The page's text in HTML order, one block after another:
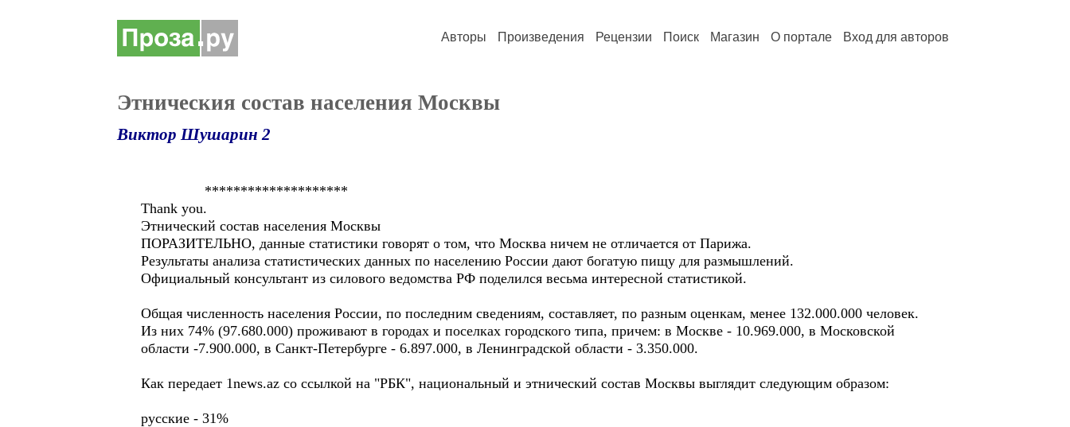
Авторы Произведения Рецензии Поиск Магазин О портале Вход для авторов
Этническия состав населения Москвы
Виктор Шушарин 2
********************
Thank you.
Этнический состав населения Москвы
ПОРАЗИТЕЛЬНО, данные статистики говорят о том, что Москва ничем не отличается от Парижа.
Результаты анализа статистических данных по населению России дают богатую пищу для размышлений.
Официальный консультант из силового ведомства РФ поделился весьма интересной статистикой.
Общая численность населения России, по последним сведениям, составляет, по разным оценкам, менее 132.000.000 человек.
Из них 74% (97.680.000) проживают в городах и поселках городского типа, причем: в Москве - 10.969.000, в Московской
области -7.900.000, в Санкт-Петербурге - 6.897.000, в Ленинградской области - 3.350.000.
Как передает 1news.az со ссылкой на "РБК", национальный и этнический состав Москвы выглядит следующим образом:
русские - 31%